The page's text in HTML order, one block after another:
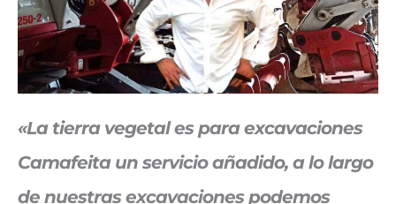
«La tierra vegetal es para excavaciones
Camafeita un servicio añadido, a lo largo
de nuestras excavaciones podemos